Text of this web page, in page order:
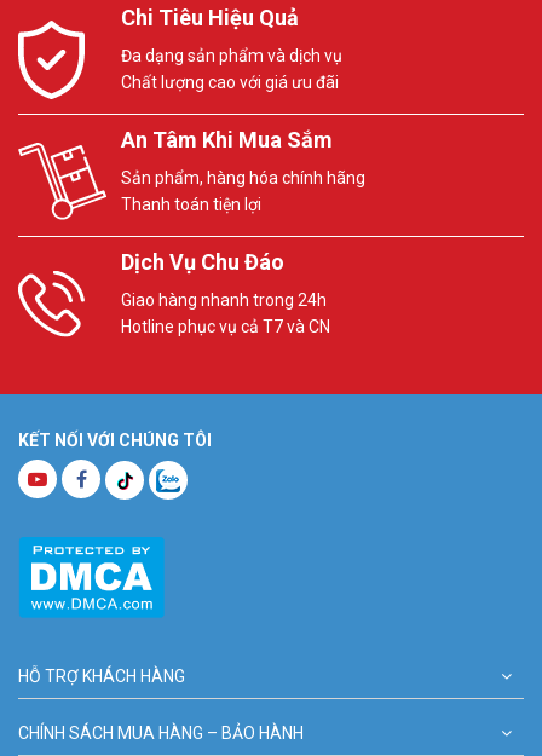
Chi Tiêu Hiệu Quả
Đa dạng sản phẩm và dịch vụ
Chất lượng cao với giá ưu đãi
An Tâm Khi Mua Sắm
Sản phẩm, hàng hóa chính hãng
Thanh toán tiện lợi
Dịch Vụ Chu Đáo
Giao hàng nhanh trong 24h
Hotline phục vụ cả T7 và CN
KẾT NỐI VỚI CHÚNG TÔI
HỖ TRỢ KHÁCH HÀNG
CHÍNH SÁCH MUA HÀNG – BẢO HÀNH